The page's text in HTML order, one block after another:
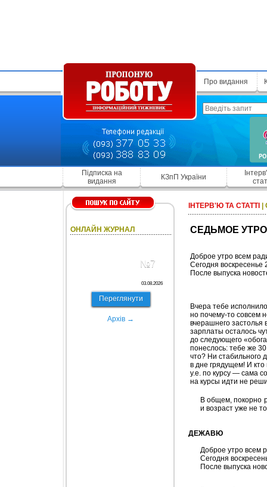
Про видання
Підписка на
видання
КЗпП України
ОНЛАЙН ЖУРНАЛ
№7
03.08.2026
Переглянути
Архів →
ІНТЕРВ'Ю ТА СТАТТІ
СЕДЬМОЕ
Доброе утро всем
Сегодня воскресенье
После выпуска
Вчера тебе
но почему-то совсем
вчерашнего застолья
зарплаты осталось
до следующего
понеслось: тебе же
что? Ни стабильного
в дне грядущем! И
у.е. по курсу — сама
на курсы идти не
В общем, покорно
и возраст уже не
ДЕЖАВЮ
Доброе утро всем
Сегодня
После выпуска